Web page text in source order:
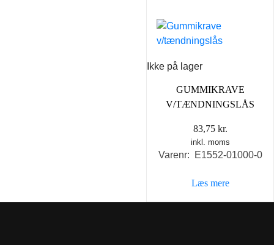
Ikke på lager
GUMMIKRAVE
V/TÆNDNINGSLÅS
83,75 kr.
inkl. moms
Varenr: E1552-01000-0
Læs mere